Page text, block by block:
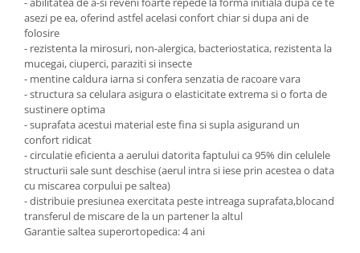
asezi pe ea, oferind astfel acelasi confort chiar si dupa ani de
folosire
- rezistenta la mirosuri, non-alergica, bacteriostatica, rezistenta la
mucegai, ciuperci, paraziti si insecte
- mentine caldura iarna si confera senzatia de racoare vara
- structura sa celulara asigura o elasticitate extrema si o forta de
sustinere optima
- suprafata acestui material este fina si supla asigurand un
confort ridicat
- circulatie eficienta a aerului datorita faptului ca 95% din celulele
structurii sale sunt deschise (aerul intra si iese prin acestea o data
cu miscarea corpului pe saltea)
- distribuie presiunea exercitata peste intreaga suprafata,blocand
transferul de miscare de la un partener la altul
Garantie saltea superortopedica: 4 ani